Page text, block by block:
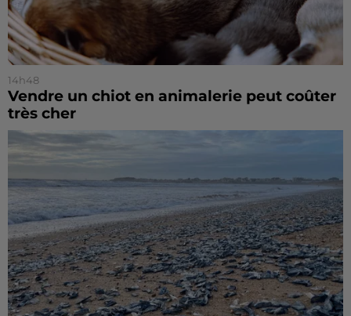
14h48
Vendre un chiot en animalerie peut coûter
très cher